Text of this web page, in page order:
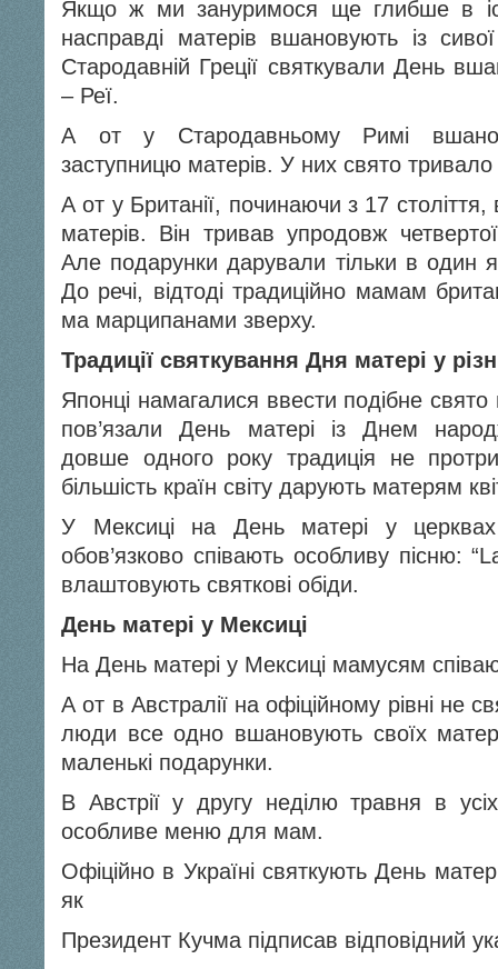
Якщо ж ми зануримося ще глибше в
насправді матерів вшановують із
Стародавній Греції святкували День
– Реї.
А от у Стародавньому Римі
заступницю матерів. У них свято тривало
А от у Британії, починаючи з 17 століття,
матерів. Він тривав упродовж
Але подарунки дарували тільки в один
До речі, відтоді традиційно мамам
ма марципанами зверху.
Традиції святкування Дня матері у
Японці намагалися ввести подібне
пов’язали День матері із Днем
довше одного року традиція не
більшість країн світу дарують матерям
У Мексиці на День матері у
обов’язково співають особливу пісню:
влаштовують святкові обіди.
День матері у Мексиці
На День матері у Мексиці мамусям
А от в Австралії на офіційному рівні не
люди все одно вшановують своїх
маленькі подарунки.
В Австрії у другу неділю травня в
особливе меню для мам.
Офіційно в Україні святкують День
як
Президент Кучма підписав відповідний